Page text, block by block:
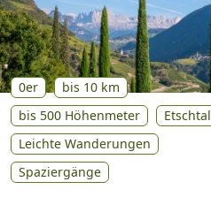
0er
bis 10 km
bis 500 Höhenmeter
Etschtal
Leichte Wanderungen
Spaziergänge